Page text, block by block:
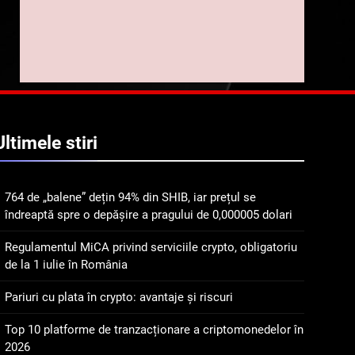
trasabilitatea cafelei
îndreaptă spre o depășire
dolari
2
Regulamentul MiCA
privind serviciile crypto,
obligatoriu de la 1 iulie în
Pariuri cu plata în crypto:
avantaje și riscuri
stiri
764 de „balene” dețin 94% din SHIB, iar prețul se
îndreaptă spre o depășire a pragului de 0,000005 dolari
Regulamentul MiCA privind serviciile crypto, obligatoriu
de la 1 iulie în România
Pariuri cu plata în crypto: avantaje și riscuri
Top 10 platforme de tranzacționare a criptomonedelor în
2026